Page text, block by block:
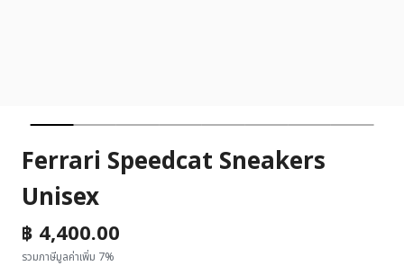
Ferrari Speedcat Sneakers
Unisex
฿ 4,400.00
รวมภาษีมูลค่าเพิ่ม 7%